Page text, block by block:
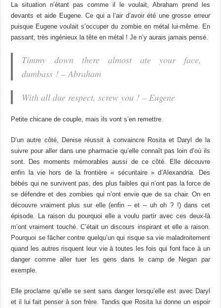
La situation n’étant pas comme il le voulait, Abraham prend les
devants et aide Eugene. Ce qui a l’air d’avoir été une grosse erreur
puisque Eugene voulait s’occuper du zombie en métal lui-même. En
passant, très ingénieux la tête en métal ! Je n’y aurais jamais pensé.
Timmy down there almost ate your face,
dumbass ! – Abraham
With all due respect, screw you ! – Eugene
Petite chicane de couple, mais ils vont s’en remettre.
D’un autre côté, Denise réussit à convaincre Rosita et Daryl de la
suivre pour aller dans une pharmacie qu’elle connaît pas loin d’où ils
sont. Des moments mémorables aussi de ce côté. Elle découvre
enfin la vie hors de la frontière « sécuritaire » d’Alexandria. Des
bébés qui ne survivent pas, des plus faibles qui n’ont pas la force de
se défendre et des zombies qui n’ont envie que de sa chair. On en
découvre vraiment plus sur elle (enfin – et – uh oh ? !) dans cet
épisode. La raison du pourquoi elle a voulu partir avec ces deux-là
m’ont vraiment touché. C’était un discours inspirant et elle a raison.
Pourquoi se fâcher contre quelqu’un qui risque sa vie maladroitement
quand les autres risquent leur vie à toutes les fois qui font face à un
danger comme aller tuer les gens dans le camp de Negan par
exemple.
Elle proclame qu’elle se sent sans danger lorsqu’elle est avec Daryl
et il lui fait penser à son frère. Tandis que Rosita lui donne un espoir